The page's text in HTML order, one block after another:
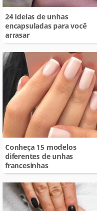
24 ideias de unhas
encapsuladas para você
arrasar
Conheça 15 modelos
diferentes de unhas
francesinhas